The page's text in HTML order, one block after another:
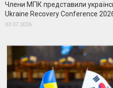
Члени МГІК представили
Ukraine Recovery Conference
03.07.2026